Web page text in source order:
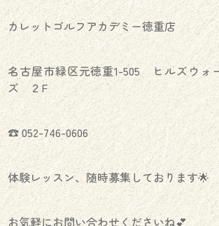
カレットゴルフアカデミー徳重店
名古屋市緑区元徳重1-505 ヒルズウォ
ズ ２F
☎︎ 052-746-0606
体験レッスン、随時募集しております🌟
お気軽にお問い合わせくださいね💕